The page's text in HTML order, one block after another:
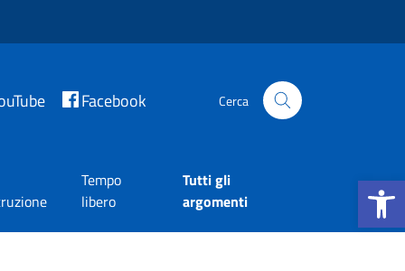
Apri la
Facebook Cerca
Tempo
libero
Tutti gli
argomenti